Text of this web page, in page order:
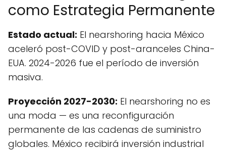
como Estrategia Permanente
Estado actual: El nearshoring hacia México
aceleró post-COVID y post-aranceles China-
EUA. 2024-2026 fue el período de inversión
masiva.
Proyección 2027-2030: El nearshoring no es
una moda — es una reconfiguración
permanente de las cadenas de suministro
globales. México recibirá inversión industrial